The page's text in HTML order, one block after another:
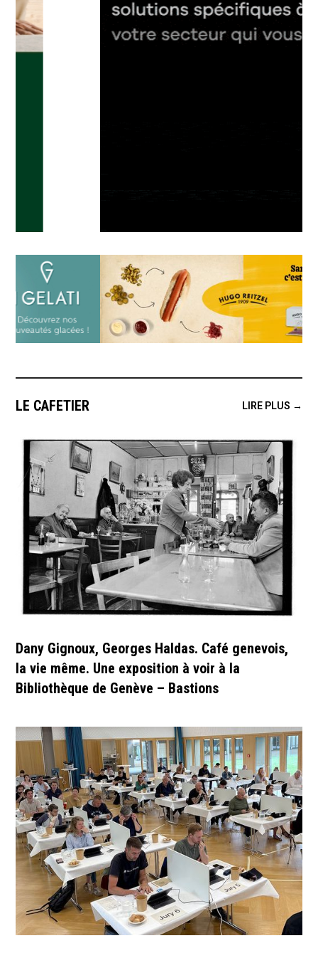
LE CAFETIER LIRE PLUS →
Dany Gignoux, Georges Haldas. Café genevois,
la vie même. Une exposition à voir à la
Bibliothèque de Genève – Bastions